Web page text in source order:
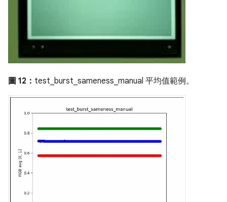
圖 12： test_burst_sameness_manual 平均值範例。